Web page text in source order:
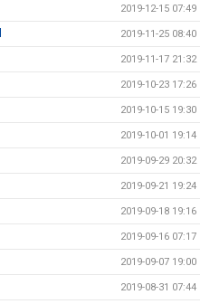
2019-12-15 07:49
2019-11-25 08:40
2019-11-17 21:32
2019-10-23 17:26
2019-10-15 19:30
2019-10-01 19:14
2019-09-29 20:32
2019-09-21 19:24
2019-09-18 19:16
2019-09-16 07:17
2019-09-07 19:00
2019-08-31 07:44